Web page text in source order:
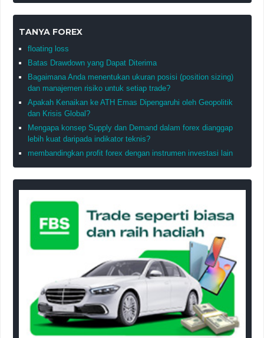
TANYA FOREX
floating loss
Batas Drawdown yang Dapat Diterima
Bagaimana Anda menentukan ukuran posisi (position sizing)
dan manajemen risiko untuk setiap trade?
Apakah Kenaikan ke ATH Emas Dipengaruhi oleh Geopolitik
dan Krisis Global?
Mengapa konsep Supply dan Demand dalam forex dianggap
lebih kuat daripada indikator teknis?
membandingkan profit forex dengan instrumen investasi lain